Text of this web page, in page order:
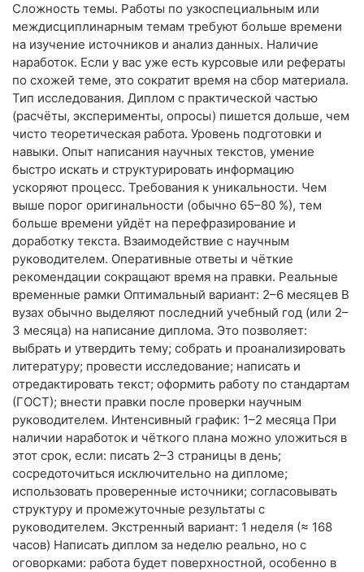
Сложность темы. Работы по узкоспециальным или
междисциплинарным темам требуют больше времени
на изучение источников и анализ данных. Наличие
наработок. Если у вас уже есть курсовые или рефераты
по схожей теме, это сократит время на сбор материала.
Тип исследования. Диплом с практической частью
(расчёты, эксперименты, опросы) пишется дольше, чем
чисто теоретическая работа. Уровень подготовки и
навыки. Опыт написания научных текстов, умение
быстро искать и структурировать информацию
ускоряют процесс. Требования к уникальности. Чем
выше порог оригинальности (обычно 65–80 %), тем
больше времени уйдёт на перефразирование и
доработку текста. Взаимодействие с научным
руководителем. Оперативные ответы и чёткие
рекомендации сокращают время на правки. Реальные
временные рамки Оптимальный вариант: 2–6 месяцев В
вузах обычно выделяют последний учебный год (или 2–
3 месяца) на написание диплома. Это позволяет:
выбрать и утвердить тему; собрать и проанализировать
литературу; провести исследование; написать и
отредактировать текст; оформить работу по стандартам
(ГОСТ); внести правки после проверки научным
руководителем. Интенсивный график: 1–2 месяца При
наличии наработок и чёткого плана можно уложиться в
этот срок, если: писать 2–3 страницы в день;
сосредоточиться исключительно на дипломе;
использовать проверенные источники; согласовывать
структуру и промежуточные результаты с
руководителем. Экстренный вариант: 1 неделя (≈ 168
часов) Написать диплом за неделю реально, но с
оговорками: работа будет поверхностной, особенно в